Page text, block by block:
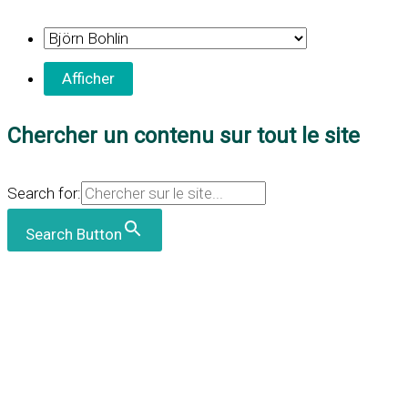
Chercher un contenu sur tout le site
Search for:
Search Button